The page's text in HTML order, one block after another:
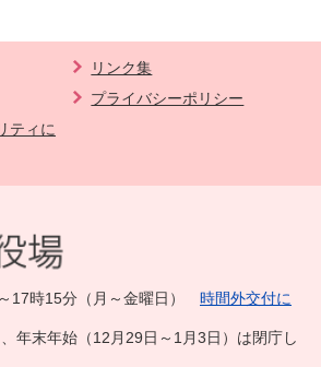
リンク集
プライバシーポリシー
ティに
17時15分（月～金曜日） 時間外交付に
年末年始（12月29日～1月3日）は閉庁し